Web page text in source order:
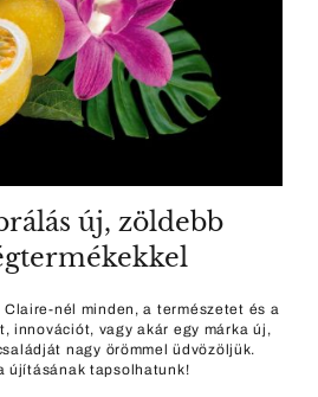
új, zöldebb
nél minden, a természetet és a
innovációt, vagy akár egy márka új,
nagy örömmel üdvözöljük.
újításának tapsolhatunk!